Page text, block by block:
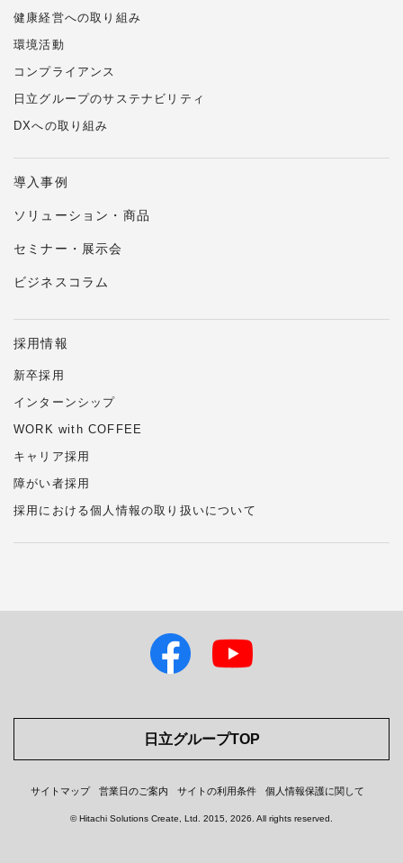
健康経営への取り組み
環境活動
コンプライアンス
日立グループのサステナビリティ
DXへの取り組み
導入事例
ソリューション・商品
セミナー・展示会
ビジネスコラム
採用情報
新卒採用
インターンシップ
WORK with COFFEE
キャリア採用
障がい者採用
採用における個人情報の取り扱いについて
日立グループTOP
サイトマップ 営業日のご案内 サイトの利用条件 個人情報保護に関して
© Hitachi Solutions Create, Ltd. 2015, 2026 . All rights reserved.